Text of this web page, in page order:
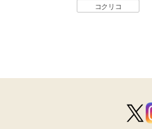
コクリコ